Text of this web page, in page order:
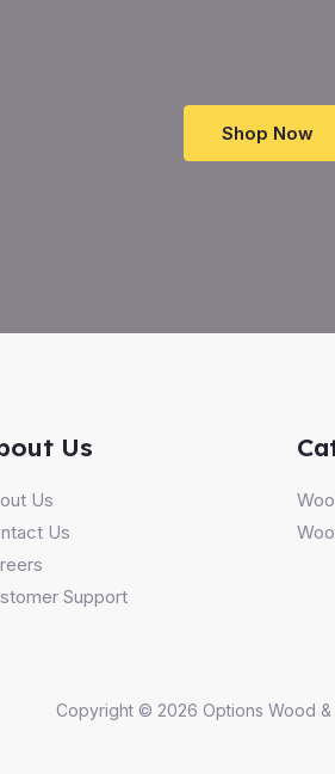
Shop Now
Us
Us
Us
Support
Copyright © 2026 Options Wood